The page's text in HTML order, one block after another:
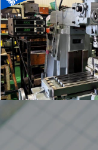
#1ラムフライス盤
メーカー 静岡
形 式ST-BC
年 式-